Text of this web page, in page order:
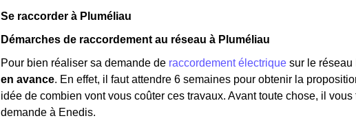
Se raccorder à Pluméliau
Démarches de raccordement au réseau à Pluméliau
Pour bien réaliser sa demande de raccordement électrique sur le
en avance. En effet, il faut attendre 6 semaines pour obtenir la
idée de combien vont vous coûter ces travaux. Avant toute chose, il vous
demande à Enedis.